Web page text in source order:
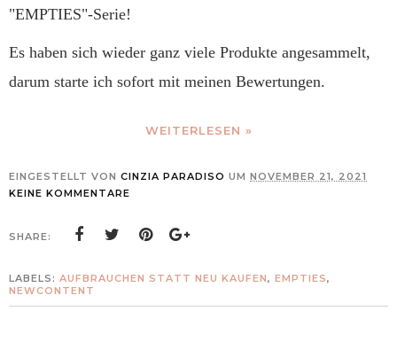
"EMPTIES"-Serie!
Es haben sich wieder ganz viele Produkte angesammelt,
darum starte ich sofort mit meinen Bewertungen.
WEITERLESEN »
EINGESTELLT VON CINZIA PARADISO UM NOVEMBER 21, 2021
KEINE KOMMENTARE
SHARE:
LABELS: AUFBRAUCHEN STATT NEU KAUFEN, EMPTIES,
NEWCONTENT